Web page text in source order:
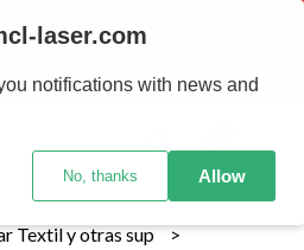
Los envios Por MENOR se
al pago , los pedidos por
posteriores al pago del pedido
Textil y otras sup
laser.com
notifications with news and
No, thanks Allow